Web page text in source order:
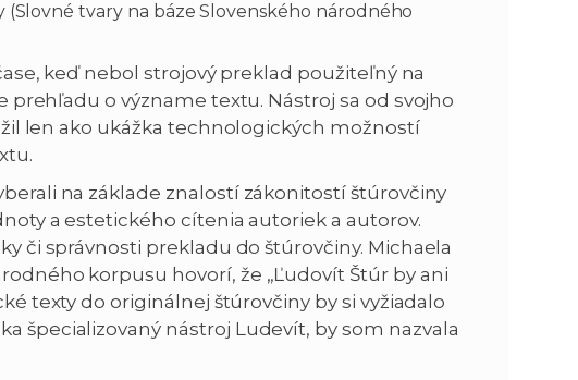
tvary na báze Slovenského národného
keď nebol strojový preklad použiteľný na
prehľadu o význame textu. Nástroj sa od svojho
len ako ukážka technologických možností
na základe znalostí zákonitostí štúrovčiny
a estetického cítenia autoriek a autorov.
či správnosti prekladu do štúrovčiny. Michaela
korpusu hovorí, že „Ľudovít Štúr by ani
texty do originálnej štúrovčiny by si vyžiadalo
špecializovaný nástroj Ludevít, by som nazvala